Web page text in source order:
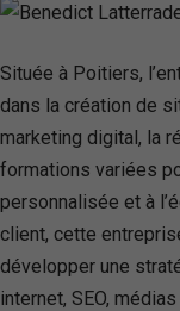
Située à Poitiers,
dans la création de
marketing digital, la
formations variées
personnalisée et à
client, cette
développer une
internet, SEO,